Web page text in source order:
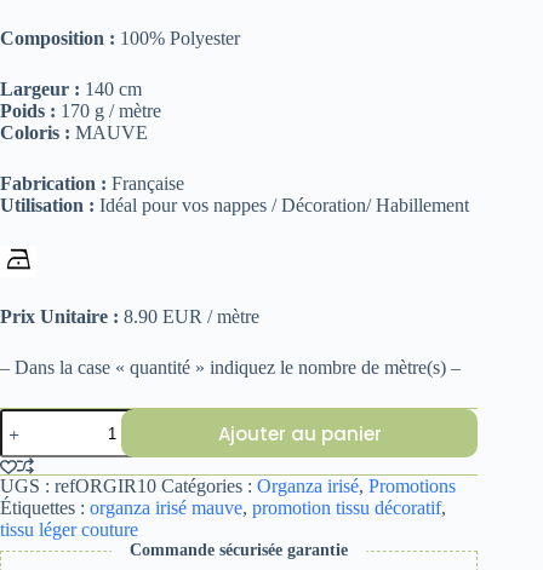
Composition : 100% Polyester
Largeur : 140 cm
Poids : 170 g / mètre
Coloris : MAUVE
Fabrication : Française
Utilisation : Idéal pour vos nappes / Décoration/ Habillement
Prix Unitaire : 8.90 EUR / mètre
– Dans la case « quantité » indiquez le nombre de mètre(s) –
quantité
de
ORGANZA
IRISE
MAUVE
2
Ajouter au panier
UGS : refORGIR10 Catégories : Organza irisé, Promotions
Étiquettes : organza irisé mauve, promotion tissu décoratif,
tissu léger couture
Commande sécurisée garantie